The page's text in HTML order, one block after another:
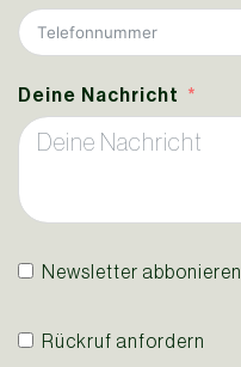
Deine Nachricht
Newsletter abbonieren.
Rückruf anfordern